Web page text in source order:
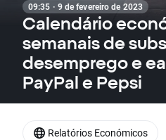
09:35 · 9 de fevereiro de 2023
Calendário
semanais de
desemprego e
PayPal e Pepsi
Relatórios Económicos